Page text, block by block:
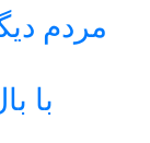
مردم
با